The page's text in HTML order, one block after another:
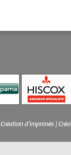
Création d'imprimés |